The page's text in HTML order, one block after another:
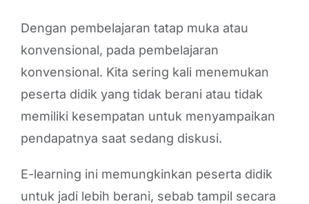
Dengan pembelajaran tatap muka atau
konvensional, pada pembelajaran
konvensional. Kita sering kali menemukan
peserta didik yang tidak berani atau tidak
memiliki kesempatan untuk menyampaikan
pendapatnya saat sedang diskusi.
E-learning ini memungkinkan peserta didik
untuk jadi lebih berani, sebab tampil secara